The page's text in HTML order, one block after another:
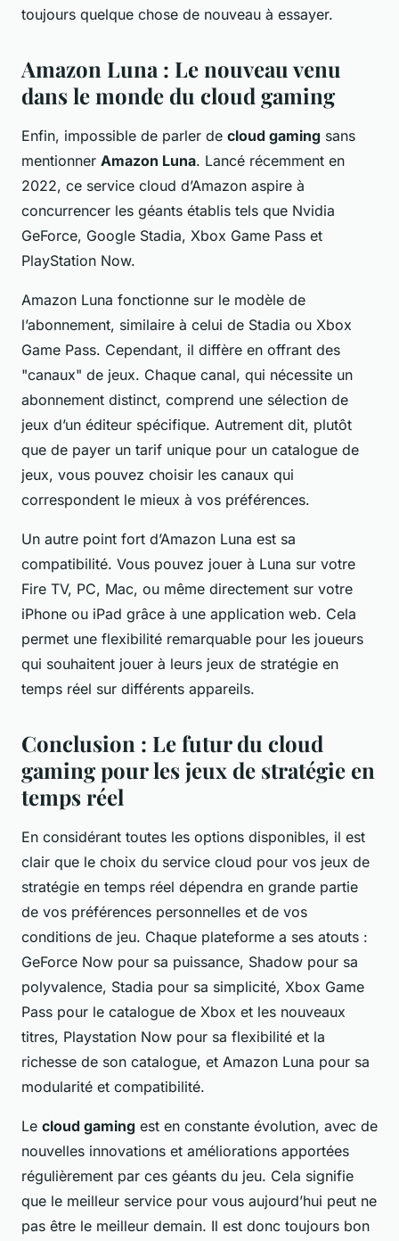
toujours quelque chose de nouveau à essayer.
Amazon Luna : Le nouveau venu
dans le monde du cloud gaming
Enfin, impossible de parler de cloud gaming sans
mentionner Amazon Luna. Lancé récemment en
2022, ce service cloud d’Amazon aspire à
concurrencer les géants établis tels que Nvidia
GeForce, Google Stadia, Xbox Game Pass et
PlayStation Now.
Amazon Luna fonctionne sur le modèle de
l’abonnement, similaire à celui de Stadia ou Xbox
Game Pass. Cependant, il diffère en offrant des
"canaux" de jeux. Chaque canal, qui nécessite un
abonnement distinct, comprend une sélection de
jeux d’un éditeur spécifique. Autrement dit, plutôt
que de payer un tarif unique pour un catalogue de
jeux, vous pouvez choisir les canaux qui
correspondent le mieux à vos préférences.
Un autre point fort d’Amazon Luna est sa
compatibilité. Vous pouvez jouer à Luna sur votre
Fire TV, PC, Mac, ou même directement sur votre
iPhone ou iPad grâce à une application web. Cela
permet une flexibilité remarquable pour les joueurs
qui souhaitent jouer à leurs jeux de stratégie en
temps réel sur différents appareils.
Conclusion : Le futur du cloud
gaming pour les jeux de stratégie en
temps réel
En considérant toutes les options disponibles, il est
clair que le choix du service cloud pour vos jeux de
stratégie en temps réel dépendra en grande partie
de vos préférences personnelles et de vos
conditions de jeu. Chaque plateforme a ses atouts :
GeForce Now pour sa puissance, Shadow pour sa
polyvalence, Stadia pour sa simplicité, Xbox Game
Pass pour le catalogue de Xbox et les nouveaux
titres, Playstation Now pour sa flexibilité et la
richesse de son catalogue, et Amazon Luna pour sa
modularité et compatibilité.
Le cloud gaming est en constante évolution, avec de
nouvelles innovations et améliorations apportées
régulièrement par ces géants du jeu. Cela signifie
que le meilleur service pour vous aujourd’hui peut ne
pas être le meilleur demain. Il est donc toujours bon